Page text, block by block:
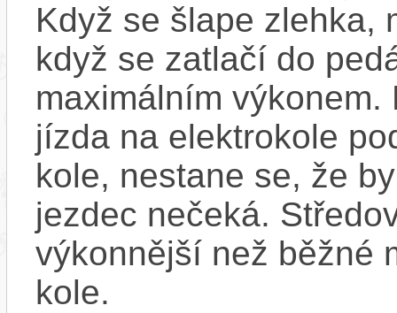
Když se šlape zlehka,
když se zatlačí do
maximálním
jízda na elektrokole
kole, nestane se, že
jezdec nečeká.
výkonnější než běžné
kole.